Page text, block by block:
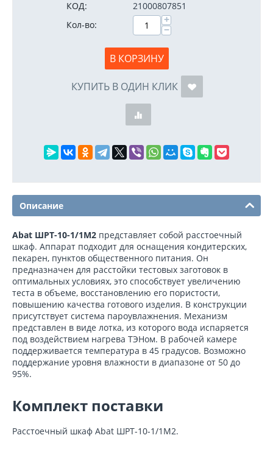
КОД:
21000807851
Кол-во:
+
−
В КОРЗИНУ
КУПИТЬ В ОДИН КЛИК
Описание
Abat ШРТ-10-1/1М2 представляет собой расстоечный
шкаф. Аппарат подходит для оснащения кондитерских,
пекарен, пунктов общественного питания. Он
предназначен для расстойки тестовых заготовок в
оптимальных условиях, это способствует увеличению
теста в объеме, восстановлению его пористости,
повышению качества готового изделия. В конструкции
присутствует система пароувлажнения. Механизм
представлен в виде лотка, из которого вода испаряется
под воздействием нагрева ТЭНом. В рабочей камере
поддерживается температура в 45 градусов. Возможно
поддержание уровня влажности в диапазоне от 50 до
95%.
Комплект поставки
Расстоечный шкаф Abat ШРТ-10-1/1М2.